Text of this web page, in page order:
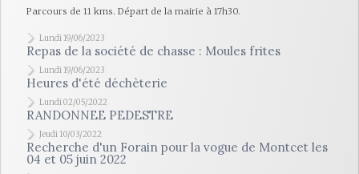
Parcours de 11 kms. Départ de la mairie à 17h30.
Lundi 19/06/2023
Repas de la société de chasse : Moules frites
Lundi 19/06/2023
Heures d'été déchèterie
Lundi 02/05/2022
RANDONNEE PEDESTRE
Jeudi 10/03/2022
Recherche d'un Forain pour la vogue de Montcet les
04 et 05 juin 2022